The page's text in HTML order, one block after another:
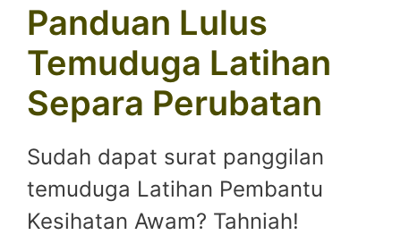
Panduan Lulus
Temuduga Latihan
Separa Perubatan
Sudah dapat surat panggilan
temuduga Latihan Pembantu
Kesihatan Awam? Tahniah!